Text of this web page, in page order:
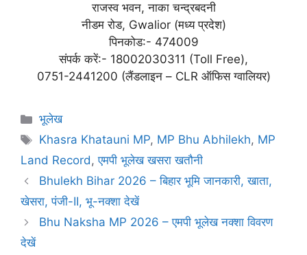
राजस्व भवन, नाका चन्द्रबदनी
नीडम रोड, Gwalior (मध्य प्रदेश)
पिनकोड:- 474009
संपर्क करें:- 18002030311 (Toll Free),
0751-2441200 (लैंडलाइन – CLR ऑफिस ग्वालियर)
Categories
भूलेख
Tags
Khasra Khatauni MP, MP Bhu Abhilekh, MP
Land Record,एमपी भूलेख खसरा खतौनी
Bhulekh Bihar 2026 – बिहार भूमि जानकारी, खाता,
खेसरा, पंजी-II, भू-नक्शा देखें
Bhu Naksha MP 2026 – एमपी भूलेख नक्शा विवरण
देखें